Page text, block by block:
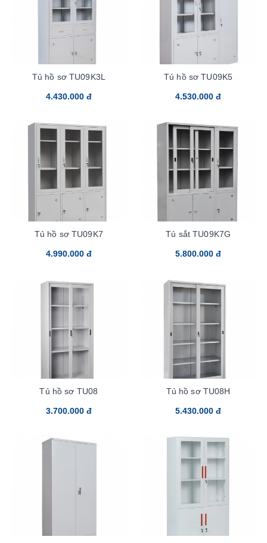
Tủ hồ sơ TU09K3L
4.430.000 đ
Tủ hồ sơ TU09K5
4.530.000 đ
Tủ hồ sơ TU09K7
4.990.000 đ
Tủ sắt TU09K7G
5.800.000 đ
Tủ hồ sơ TU08
3.700.000 đ
Tủ hồ sơ TU08H
5.430.000 đ